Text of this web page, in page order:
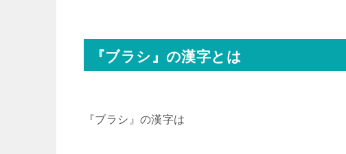
『ブラシ』の漢字とは
『ブラシ』の漢字は